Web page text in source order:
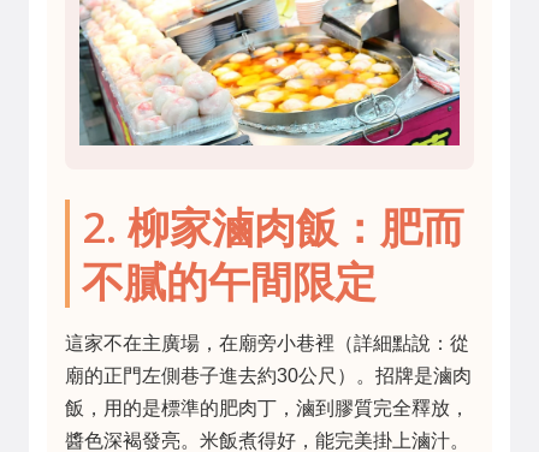
2. 柳家滷肉飯：肥而
不膩的午間限定
這家不在主廣場，在廟旁小巷裡（詳細點說：從
廟的正門左側巷子進去約30公尺）。招牌是滷肉
飯，用的是標準的肥肉丁，滷到膠質完全釋放，
醬色深褐發亮。米飯煮得好，能完美掛上滷汁。